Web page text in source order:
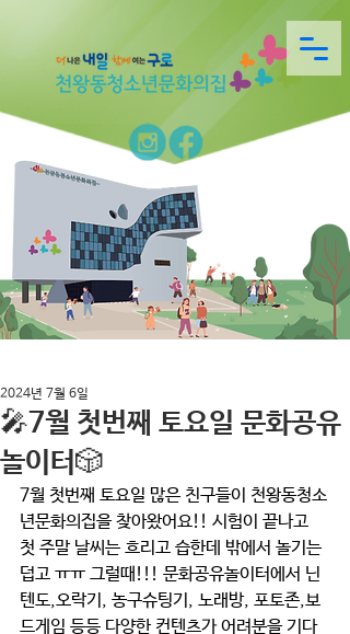
🎤7월 첫번째 토요일 문화공유
놀이터🎲
2024년 7월 6일
7월 첫번째 토요일 많은 친구들이 천왕동청소
년문화의집을 찾아왔어요!! 시험이 끝나고
첫 주말 날씨는 흐리고 습한데 밖에서 놀기는
덥고 ㅠㅠ 그럴때!!! 문화공유놀이터에서 닌
텐도,오락기, 농구슈팅기, 노래방, 포토존,보
드게임 등등 다양한 컨텐츠가 어려분을 기다